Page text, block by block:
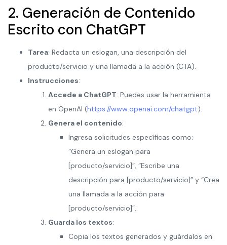
2. Generación de Contenido
Escrito con ChatGPT
Tarea: Redacta un eslogan, una descripción del
producto/servicio y una llamada a la acción (CTA).
Instrucciones:
Accede a ChatGPT: Puedes usar la herramienta
en OpenAI (https://www.openai.com/chatgpt).
Genera el contenido:
Ingresa solicitudes específicas como:
“Genera un eslogan para
[producto/servicio]”, “Escribe una
descripción para [producto/servicio]” y “Crea
una llamada a la acción para
[producto/servicio]”.
Guarda los textos:
Copia los textos generados y guárdalos en